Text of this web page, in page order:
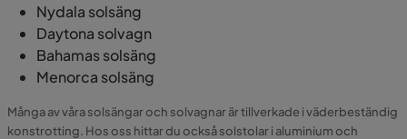
Nydala solsäng
Daytona solvagn
Bahamas solsäng
Menorca solsäng
Många av våra solsängar och solvagnar är tillverkade i väderbeständig
konstrotting. Hos oss hittar du också solstolar i aluminium och